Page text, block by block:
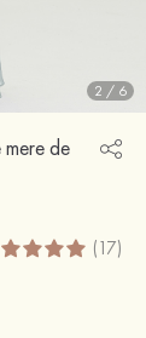
2 / 6
de
(17)